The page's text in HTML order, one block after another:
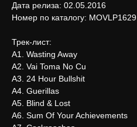
Дата релиза: 02.05.2016
Номер по каталогу: MOVLP1629
Трек-лист:
А1. Wasting Away
А2. Vai Toma No Cu
А3. 24 Hour Bullshit
А4. Guerillas
А5. Blind & Lost
А6. Sum Of Your Achievements